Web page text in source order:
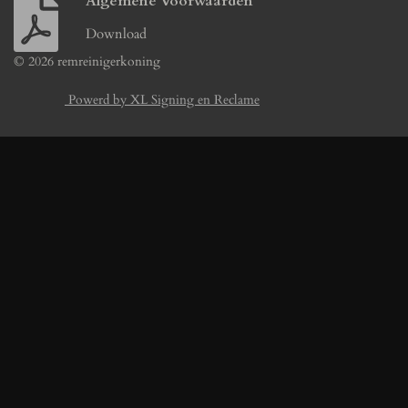
Download
© 2026 remreinigerkoning
Powerd by XL Signing en Reclame